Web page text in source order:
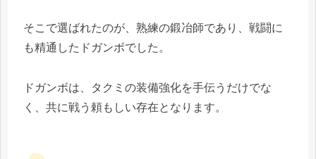
そこで選ばれたのが、熟練の鍛冶師であり、戦闘に
も精通したドガンボでした。
ドガンボは、タクミの装備強化を手伝うだけでな
く、共に戦う頼もしい存在となります。